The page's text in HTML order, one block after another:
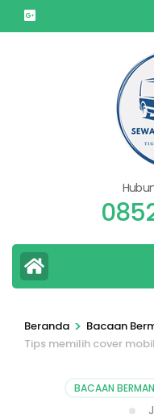
Lompat
ke
Beranda > Bacaan
Tips memilih cover
BACAAN